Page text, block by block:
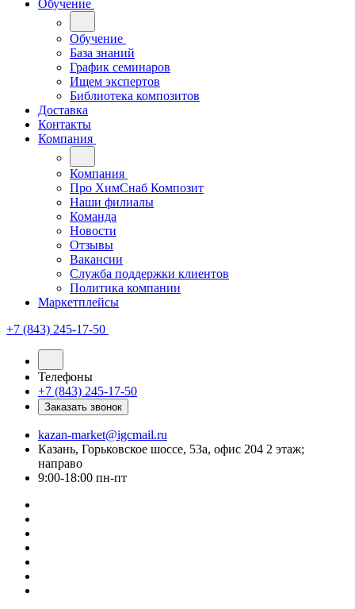
Обучение
Обучение
База знаний
График семинаров
Ищем экспертов
Библиотека композитов
Доставка
Контакты
Компания
Компания
Про ХимСнаб Композит
Наши филиалы
Команда
Новости
Отзывы
Вакансии
Служба поддержки клиентов
Политика компании
Маркетплейсы
+7 (843) 245-17-50
Телефоны
+7 (843) 245-17-50
Заказать звонок
kazan-market@igcmail.ru
Казань, ​Горьковское шоссе, 53а, офис 204 2 этаж;
направо
9:00-18:00 пн-пт